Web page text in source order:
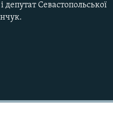
депутат Севастопольської